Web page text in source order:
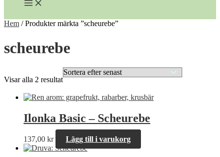
Hem / Produkter märkta ”scheurebe”
scheurebe
Visar alla 2 resultatSortera
senaste
Ilonka Basic – Scheurebe
137,00 kr Lägg till i varukorg